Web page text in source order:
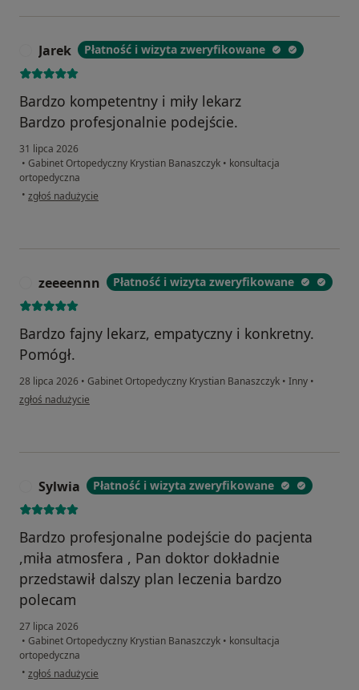
Jarek Płatność i wizyta zweryfikowane
Bardzo kompetentny i miły lekarz
Bardzo profesjonalnie podejście.
31 lipca 2026
• Gabinet Ortopedyczny Krystian Banaszczyk • konsultacja
ortopedyczna
• w opinii użytkownika Jarek
zgłoś nadużycie
zeeeennn Płatność i wizyta zweryfikowane
Bardzo fajny lekarz, empatyczny i konkretny.
Pomógł.
28 lipca 2026 • Gabinet Ortopedyczny Krystian Banaszczyk • Inny •
w opinii użytkownika zeeeennn
zgłoś nadużycie
Sylwia Płatność i wizyta zweryfikowane
Bardzo profesjonalne podejście do pacjenta
,miła atmosfera , Pan doktor dokładnie
przedstawił dalszy plan leczenia bardzo
polecam
27 lipca 2026
• Gabinet Ortopedyczny Krystian Banaszczyk • konsultacja
ortopedyczna
• w opinii użytkownika Sylwia
zgłoś nadużycie